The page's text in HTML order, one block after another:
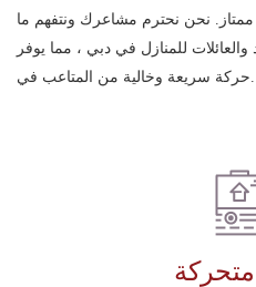
ممتاز. نحن نحترم مشاعرك ونتفهم ما
للمنازل في دبي ، مما يوفر